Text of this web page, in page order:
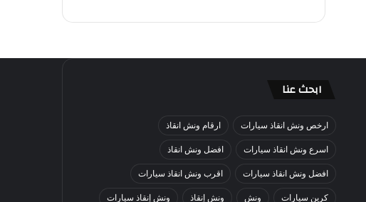
ابحث عنا
ارخص ونش انقاذ سيارات ارقام ونش انقاذ
اسرع ونش انقاذ سيارات افضل ونش انقاذ
افضل ونش انقاذ سيارات اقرب ونش انقاذ سيارات
كرين سيارات ونش ونش إنقاذ ونش إنقاذ سيارات